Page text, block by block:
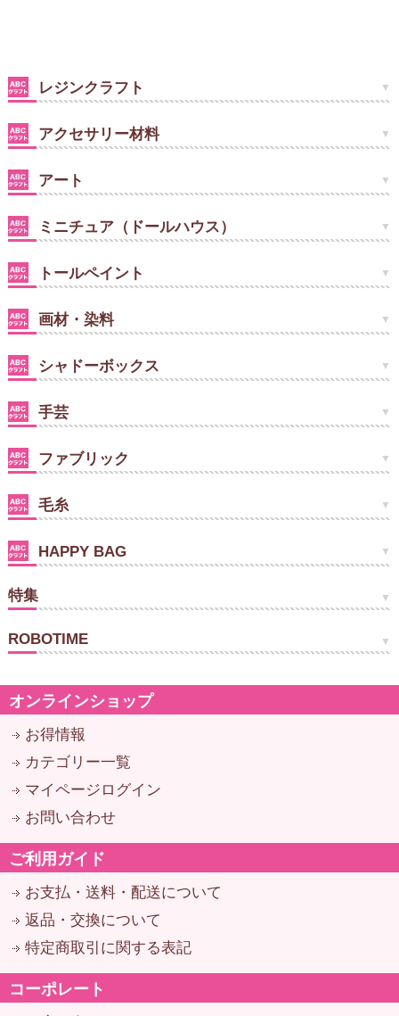
レジンクラフト
アクセサリー材料
アート
ミニチュア（ドールハウス）
トールペイント
画材・染料
シャドーボックス
手芸
ファブリック
毛糸
HAPPY BAG
特集
ROBOTIME
オンラインショップ
お得情報
カテゴリー一覧
マイページログイン
お問い合わせ
ご利用ガイド
お支払・送料・配送について
返品・交換について
特定商取引に関する表記
コーポレート